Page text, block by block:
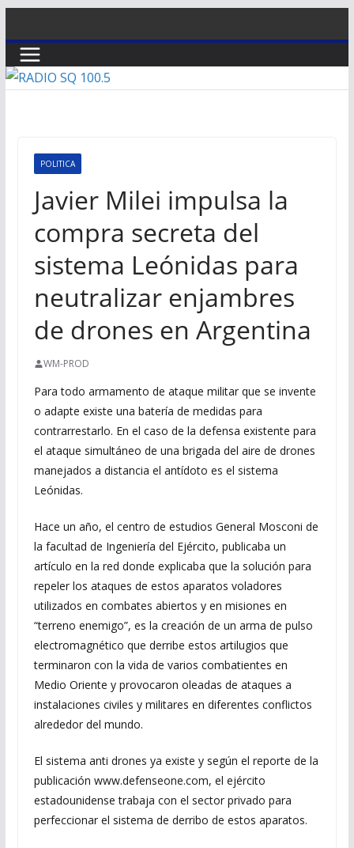
al
contenido
POLITICA
Javier Milei impulsa la
compra secreta del
sistema Leónidas para
neutralizar enjambres
de drones en Argentina
WM-PROD
Para todo armamento de ataque militar que se invente
o adapte existe una batería de medidas para
contrarrestarlo. En el caso de la defensa existente para
el ataque simultáneo de una brigada del aire de drones
manejados a distancia el antídoto es el sistema
Leónidas.
Hace un año, el centro de estudios General Mosconi de
la facultad de Ingeniería del Ejército, publicaba un
artículo en la red donde explicaba que la solución para
repeler los ataques de estos aparatos voladores
utilizados en combates abiertos y en misiones en
“terreno enemigo”, es la creación de un arma de pulso
electromagnético que derribe estos artilugios que
terminaron con la vida de varios combatientes en
Medio Oriente y provocaron oleadas de ataques a
instalaciones civiles y militares en diferentes conflictos
alrededor del mundo.
El sistema anti drones ya existe y según el reporte de la
publicación www.defenseone.com, el ejército
estadounidense trabaja con el sector privado para
perfeccionar el sistema de derribo de estos aparatos.